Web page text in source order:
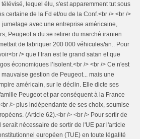
lequel élu, s'est apparemment tut sous
certaine de la Fd et/ou de la Conf.<br /> <br />
jumelage avec une entreprise américaine,
Peugeot a du se retirer du marché iranien
de fabriquer 200 000 véhicules/an.. Pour
/> que l’Iran est le grand satan et que
économiques l’isolent.<br /> <br /> Ce n'est
gestion de Peugeot... mais une
américain, sur le déclin. Elle dicte ses
Peugeot et par conséquent à la France
/> plus indépendante de ses choix, soumise
(Article 62).<br /> <br /> Pour sortir de
serait nécessaire de sortir de l'UE par l'article
européen (TUE) en toute légalité